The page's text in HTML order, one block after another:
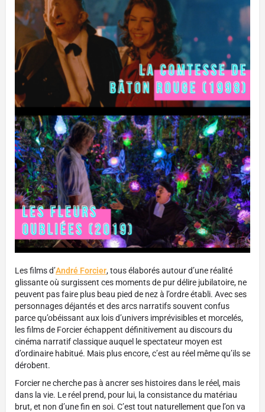
Les films d’André Forcier, tous élaborés autour d’une réalité
glissante où surgissent ces moments de pur délire jubilatoire, ne
peuvent pas faire plus beau pied de nez à l’ordre établi. Avec ses
personnages déjantés et des arcs narratifs souvent confus
parce qu’obéissant aux lois d’univers imprévisibles et morcelés,
les films de Forcier échappent définitivement au discours du
cinéma narratif classique auquel le spectateur moyen est
d’ordinaire habitué. Mais plus encore, c’est au réel même qu’ils se
dérobent.
Forcier ne cherche pas à ancrer ses histoires dans le réel, mais
dans la vie. Le réel prend, pour lui, la consistance du matériau
brut, et non d’une fin en soi. C’est tout naturellement que l’on va